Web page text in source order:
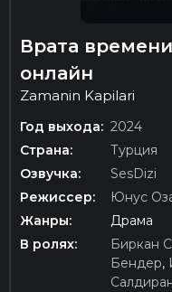
Врата
онлайн
Zamanin Kapilari
Год выхода: 2024
Страна:
Турция
Озвучка:
SesDizi
Режиссер:
Юнус
Жанры:
Драма
В ролях:
Биркан
Бендер,